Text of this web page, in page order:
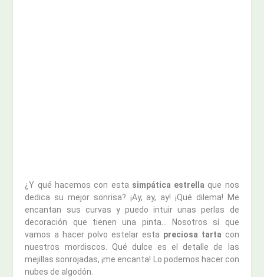
¿Y qué hacemos con esta simpática estrella que nos
dedica su mejor sonrisa? ¡Ay, ay, ay! ¡Qué dilema! Me
encantan sus curvas y puedo intuir unas perlas de
decoración que tienen una pinta… Nosotros sí que
vamos a hacer polvo estelar esta preciosa tarta con
nuestros mordiscos. Qué dulce es el detalle de las
mejillas sonrojadas, ¡me encanta! Lo podemos hacer con
nubes de algodón.